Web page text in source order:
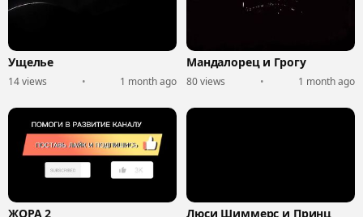
Ущелье
14 views • 1 month ago
Мандалорец и Грогу
80 views • 1 month ago
ЖОРА 2
Люси Шиммерс и Принц